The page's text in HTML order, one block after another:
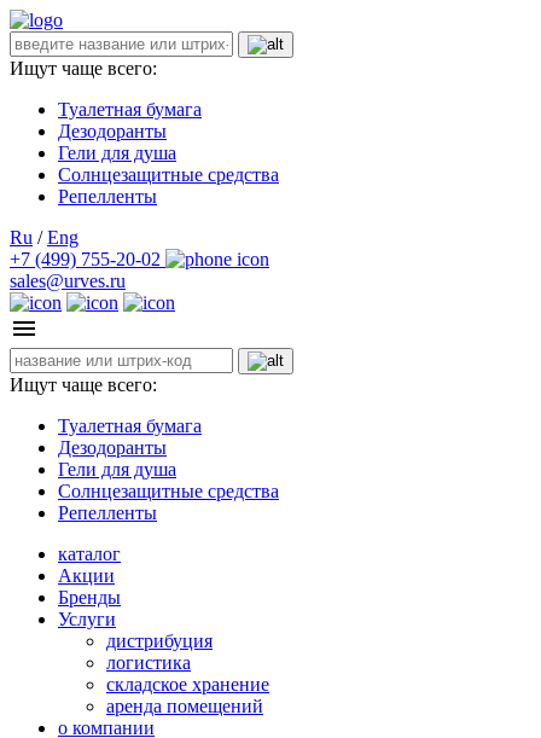
Ищут чаще всего:
Туалетная бумага
Дезодоранты
Гели для душа
Солнцезащитные средства
Репелленты
Ru / Eng
+7 (499) 755-20-02
sales@urves.ru
Ищут чаще всего:
Туалетная бумага
Дезодоранты
Гели для душа
Солнцезащитные средства
Репелленты
каталог
Акции
Бренды
Услуги
дистрибуция
логистика
складское хранение
аренда помещений
о компании